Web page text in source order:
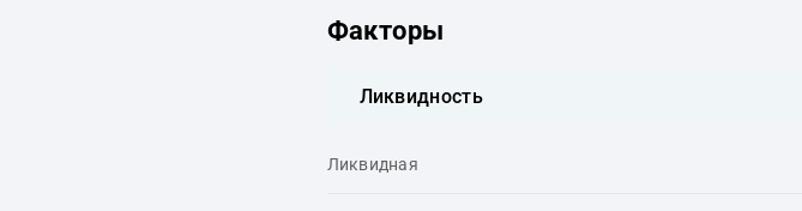
Факторы
Ликвидность
Ликвидная